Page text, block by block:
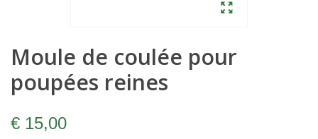
Moule de coulée pour
poupées reines
€ 15,00